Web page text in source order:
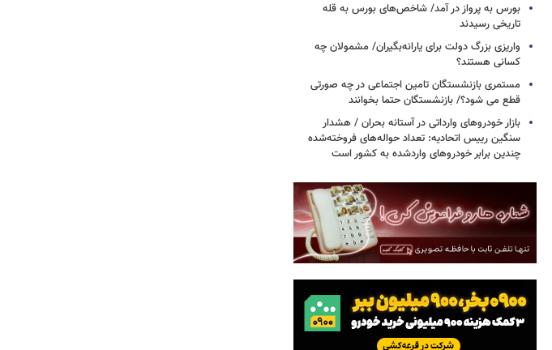
بورس به پرواز در آمد/ شاخص‌های بورس به قله
تاریخی رسیدند
واریزی بزرگ دولت برای یارانه‌بگیران/ مشمولان چه
کسانی هستند؟
مستمری بازنشستگان تامین اجتماعی در چه صورتی
قطع می شود؟/ بازنشستگان حتما بخوانند
بازار خودروهای وارداتی در آستانه بحران / هشدار
سنگین رییس اتحادیه: تعداد حواله‌های فروخته‌شده
چندین برابر خودروهای واردشده به کشور است